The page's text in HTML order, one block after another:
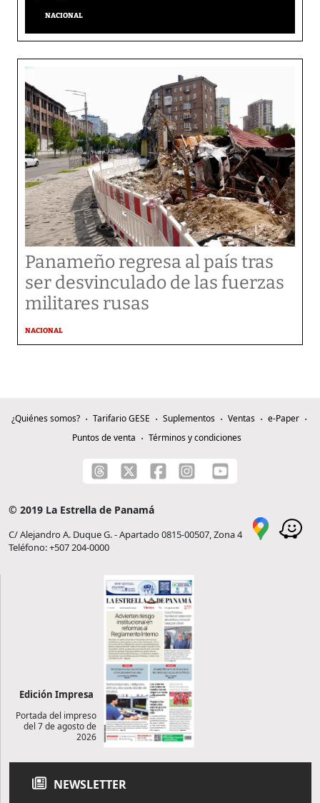
NACIONAL
Panameño regresa al país tras
ser desvinculado de las fuerzas
militares rusas
NACIONAL
¿Quiénes somos? Tarifario GESE Suplementos Ventas
e-Paper
Puntos de venta
Términos y condiciones
© 2019 La Estrella de Panamá
C/ Alejandro A. Duque G. - Apartado 0815-00507, Zona 4
Teléfono: +507 204-0000
Edición Impresa
Portada del impreso
del 7 de agosto de
2026
NEWSLETTER